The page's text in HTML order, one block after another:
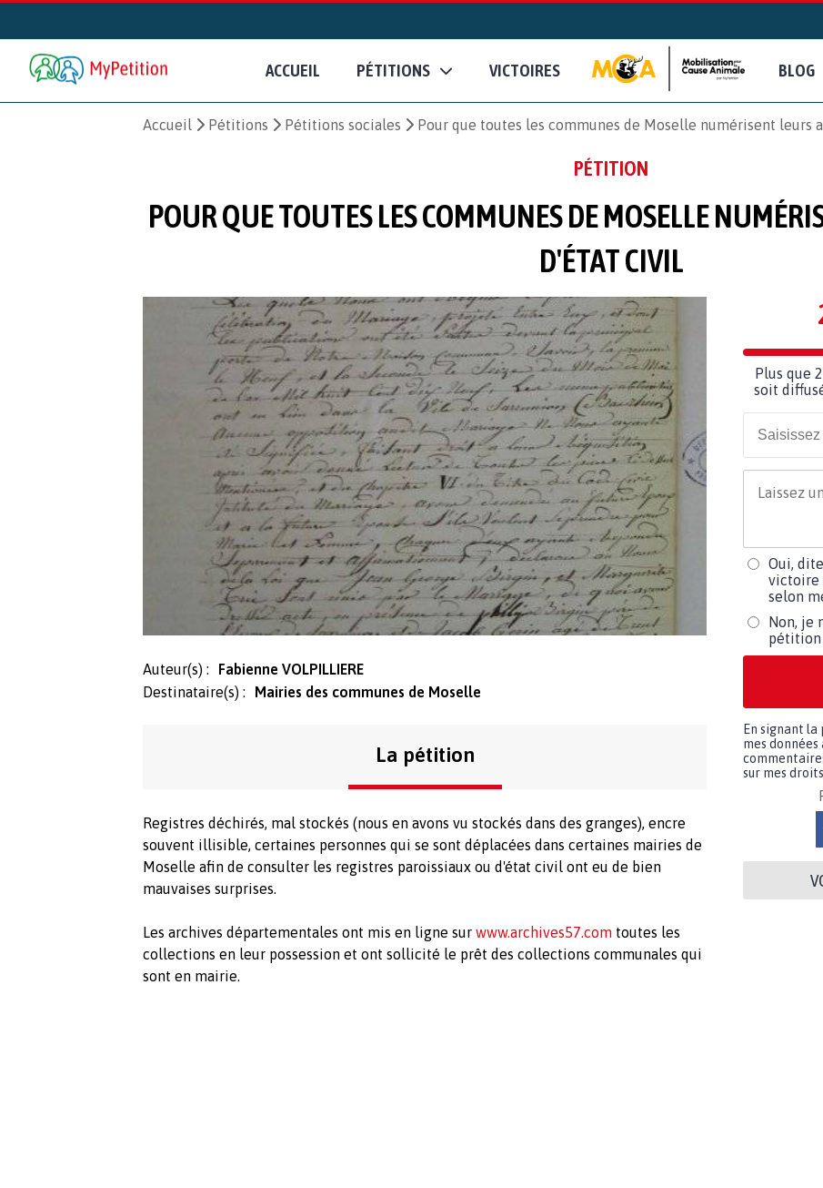
ACCUEIL PÉTITIONS VICTOIRES BLOG
Accueil Pétitions Pétitions sociales Pour que toutes les communes de Moselle numérisent leurs
PÉTITION
POUR QUE TOUTES LES COMMUNES DE MOSELLE
D'ÉTAT CIVIL
Auteur(s) :
Fabienne VOLPILLIERE
Destinataire(s) :
Mairies des communes de Moselle
La pétition
Registres déchirés, mal stockés (nous en avons vu stockés dans des granges), encre
souvent illisible, certaines personnes qui se sont déplacées dans certaines mairies de
Moselle afin de consulter les registres paroissiaux ou d'état civil ont eu de bien
mauvaises surprises.
Les archives départementales ont mis en ligne sur www.archives57.com toutes les
collections en leur possession et ont sollicité le prêt des collections communales qui
sont en mairie.
Plus que
soit
Oui,
victoire
selon
Non, je
pétition
En signant
mes
sur mes